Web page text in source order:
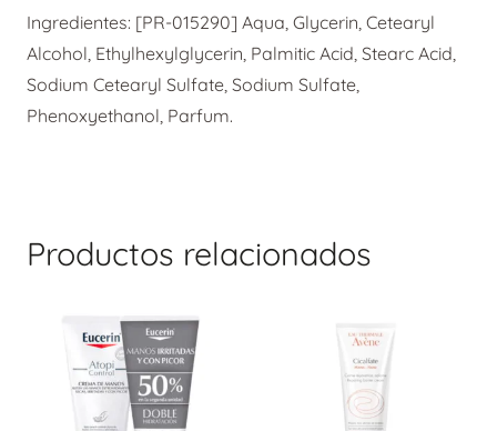
Ingredientes: [PR-015290] Aqua, Glycerin, Cetearyl
Alcohol, Ethylhexylglycerin, Palmitic Acid, Stearc Acid,
Sodium Cetearyl Sulfate, Sodium Sulfate,
Phenoxyethanol, Parfum.
Productos relacionados